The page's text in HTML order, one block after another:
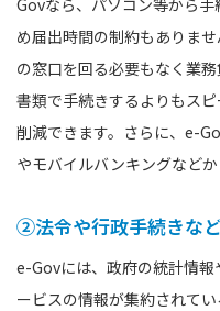
め届出時間の制約もありま
の窓口を回る必要もなく業
書類で手続きするよりもス
削減できます。さらに、e-
やモバイルバンキングなど
②法令や行政手続きな
e-Govには、政府の統計情
ービスの情報が集約されて